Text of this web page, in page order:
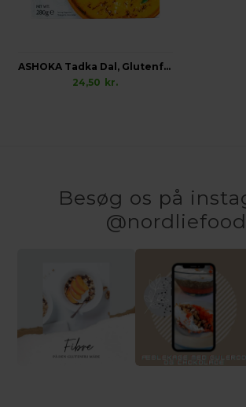
ASHOKA Tadka Dal, Glutenfri Vegansk
24,50 kr.
Besøg os på
@nordliefood